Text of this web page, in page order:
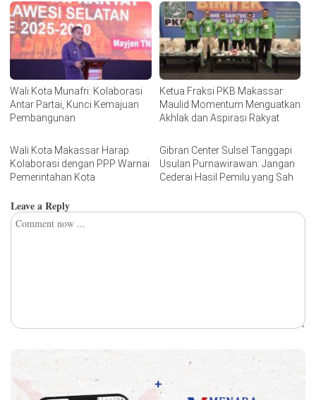
Wali Kota Munafri: Kolaborasi
Antar Partai, Kunci Kemajuan
Pembangunan
Ketua Fraksi PKB Makassar:
Maulid Momentum Menguatkan
Akhlak dan Aspirasi Rakyat
Wali Kota Makassar Harap
Kolaborasi dengan PPP Warnai
Pemerintahan Kota
Gibran Center Sulsel Tanggapi
Usulan Purnawirawan: Jangan
Cederai Hasil Pemilu yang Sah
Leave a Reply